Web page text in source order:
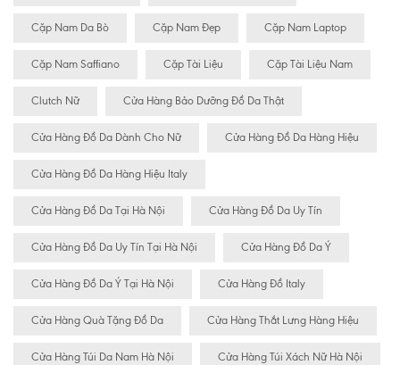
Cặp Nam Da Bò Cặp Nam Đẹp Cặp Nam Laptop
Cặp Nam Saffiano Cặp Tài Liệu Cặp Tài Liệu Nam
Clutch Nữ Cửa Hàng Bảo Dưỡng Đồ Da Thật
Cửa Hàng Đồ Da Dành Cho Nữ Cửa Hàng Đồ Da Hàng Hiệu
Cửa Hàng Đồ Da Hàng Hiệu Italy
Cửa Hàng Đồ Da Tại Hà Nội Cửa Hàng Đồ Da Uy Tín
Cửa Hàng Đồ Da Uy Tín Tại Hà Nội Cửa Hàng Đồ Da Ý
Cửa Hàng Đồ Da Ý Tại Hà Nội Cửa Hàng Đồ Italy
Cửa Hàng Quà Tặng Đồ Da Cửa Hàng Thắt Lưng Hàng Hiệu
Cửa Hàng Túi Da Nam Hà Nội Cửa Hàng Túi Xách Nữ Hà Nội